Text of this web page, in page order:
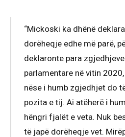
“Mickoski ka dhënë
dorëheqje edhe më parë,
deklaronte para
parlamentare në vitin
nëse i humb zgjedhjet do
pozita e tij. Ai atëherë i
hëngri fjalët e veta. Nuk
të japë dorëheqje vet.